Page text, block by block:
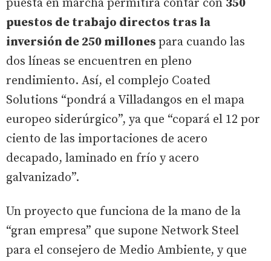
puesta en marcha permitirá contar con 350
puestos de trabajo directos tras la
inversión de 250 millones para cuando las
dos líneas se encuentren en pleno
rendimiento. Así, el complejo Coated
Solutions “pondrá a Villadangos en el mapa
europeo siderúrgico”, ya que “copará el 12 por
ciento de las importaciones de acero
decapado, laminado en frío y acero
galvanizado”.
Un proyecto que funciona de la mano de la
“gran empresa” que supone Network Steel
para el consejero de Medio Ambiente, y que